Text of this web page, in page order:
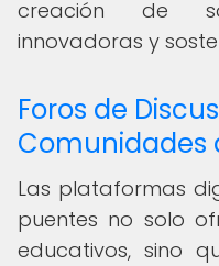
creación de
innovadoras y
Foros de
Comunidades
Las plataformas
puentes no solo
educativos, sino